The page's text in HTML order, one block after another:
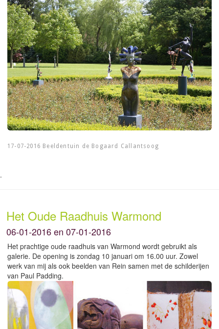
17-07-2016 Beeldentuin de Bogaard Callantsoog
.
Het Oude Raadhuis Warmond
06-01-2016 en 07-01-2016
Het prachtige oude raadhuis van Warmond wordt gebruikt als
galerie. De opening is zondag 10 januari om 16.00 uur. Zowel
werk van mij als ook beelden van Rein samen met de schilderijen
van Paul Padding.